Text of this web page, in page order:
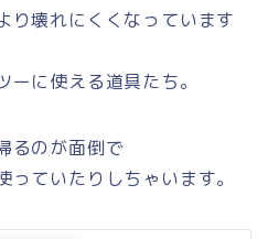
り壊れにくくなっています
に使える道具たち。
るのが面倒で
ていたりしちゃいます。